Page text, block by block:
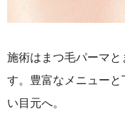
施術はまつ毛パーマ
す。豊富なメニュー
い目元へ。